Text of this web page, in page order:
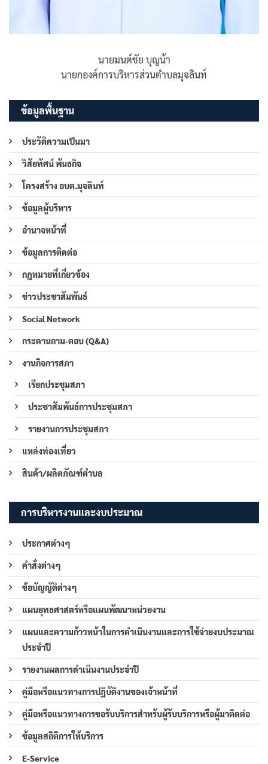
นายมนต์ชัย บุญน้า
นายกองค์การบริหารส่วนตำบลมุจลินท์
ข้อมูลพื้นฐาน
ประวัติความเป็นมา
วิสัยทัศน์ พันธกิจ
โครงสร้าง อบต.มุจลินท์
ข้อมูลผู้บริหาร
อำนาจหน้าที่
ข้อมูลการติดต่อ
กฎหมายที่เกี่ยวข้อง
ข่าวประชาสัมพันธ์
Social Network
กระดานถาม-ตอบ (Q&A)
งานกิจการสภา
เรียกประชุมสภา
ประชาสัมพันธ์การประชุมสภา
รายงานการประชุมสภา
แหล่งท่องเที่ยว
สินค้า/ผลิตภัณฑ์ตำบล
การบริหารงานและงบประมาณ
ประกาศต่างๆ
คำสั่งต่างๆ
ข้อบัญญัติต่างๆ
แผนยุทธศาสตร์หรือแผนพัฒนาหน่วยงาน
แผนและความก้าวหน้าในการดำเนินงานและการใช้จ่ายงบประมาณ
ประจำปี
รายงานผลการดำเนินงานประจำปี
คู่มือหรือแนวทางการปฏิบัติงานของเจ้าหน้าที่
คู่มือหรือแนวทางการขอรับบริการสำหรับผู้รับบริการหรือผู้มาติดต่อ
ข้อมูลสถิติการให้บริการ
E-Service